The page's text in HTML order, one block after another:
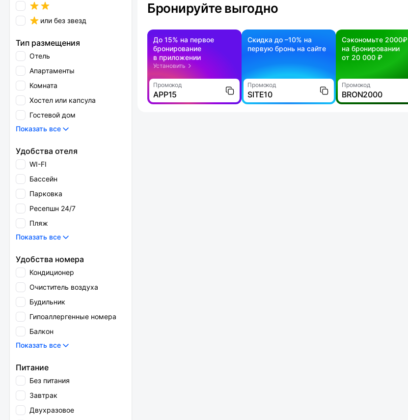
или без звезд
Тип размещения
Отель
Апартаменты
Комната
Хостел или капсула
Гостевой дом
Показать все
Удобства отеля
WI-FI
Бассейн
Парковка
Ресепшн 24/7
Пляж
Показать все
Удобства номера
Кондиционер
Очиститель воздуха
Будильник
Гипоаллергенные номера
Балкон
Показать все
Питание
Без питания
Завтрак
Двухразовое
Бронируйте выгодно
До 15% на первое
бронирование
в приложении
Установить
Промокод
APP15
Скидка до –10% на
первую бронь на сайте
Промокод
SITE10
Сэкономьте 2000₽
на бронировании
от 20 000 ₽
Промокод
BRON2000